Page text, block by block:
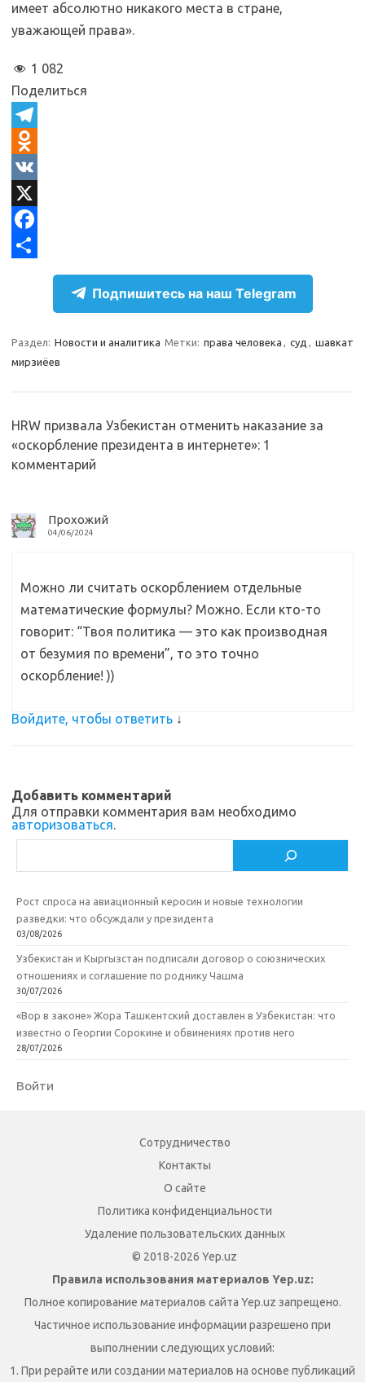
имеет абсолютно никакого места в стране,
уважающей права».
1 082
Поделиться
T
e
e
g
O
d
n
o
s
i
k
V
KX
F
b
k
р
и
т
Подпишитесь на наш Telegram
Раздел: Новости и аналитика Метки: права человека , суд , шавкат
мирзиёев
HRW призвала Узбекистан отменить наказание за
«оскорбление президента в интернете»: 1
комментарий
Прохожий
04/06/2024
Можно ли считать оскорблением отдельные
математические формулы? Можно. Если кто-то
говорит: “Твоя политика — это как производная
от безумия по времени”, то это точно
оскорбление! ))
Войдите, чтобы ответить ↓
Добавить комментарий
Для отправки комментария вам необходимо
авторизоваться.
Рост спроса на авиационный керосин и новые технологии
разведки: что обсуждали у президента
03/08/2026
Узбекистан и Кыргызстан подписали договор о союзнических
отношениях и соглашение по роднику Чашма
30/07/2026
«Вор в законе» Жора Ташкентский доставлен в Узбекистан: что
известно о Георгии Сорокине и обвинениях против него
28/07/2026
Войти
Сотрудничество
Контакты
О сайте
Политика конфиденциальности
Удаление пользовательских данных
© 2018-2026 Yep.uz
Правила использования материалов Yep.uz:
Полное копирование материалов сайта Yep.uz запрещено.
Частичное использование информации разрешено при
выполнении следующих условий:
1. При рерайте или создании материалов на основе публикаций